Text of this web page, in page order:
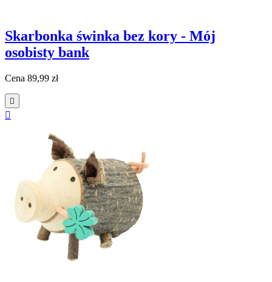
Skarbonka świnka bez kory - Mój
osobisty bank
Cena 89,99 zł

